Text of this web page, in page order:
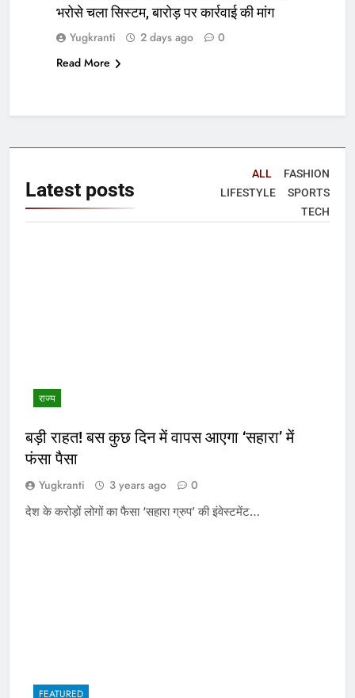
भरोसे चला सिस्टम, बारोड़ पर कार्रवाई की मांग
Yugkranti 2 days ago
0
Read More
Latest posts
ALL
FASHION
LIFESTYLE
SPORTS
TECH
राज्य
बड़ी राहत! बस कुछ दिन में वापस आएगा ‘सहारा’ में
फंसा पैसा
Yugkranti 3 years ago 0
देश के करोड़ों लोगों का फैसा ‘सहारा ग्रुप’ की इंवेस्टमेंट…
FEATURED